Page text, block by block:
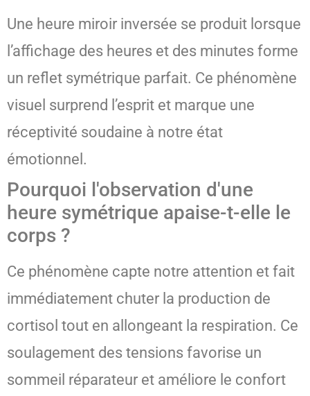
Une heure miroir inversée se produit lorsque
l’affichage des heures et des minutes forme
un reflet symétrique parfait. Ce phénomène
visuel surprend l’esprit et marque une
réceptivité soudaine à notre état
émotionnel.
Pourquoi l'observation d'une
heure symétrique apaise-t-elle le
corps ?
Ce phénomène capte notre attention et fait
immédiatement chuter la production de
cortisol tout en allongeant la respiration. Ce
soulagement des tensions favorise un
sommeil réparateur et améliore le confort